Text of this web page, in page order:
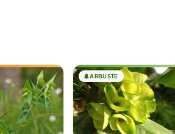
🌲ARBUSTE